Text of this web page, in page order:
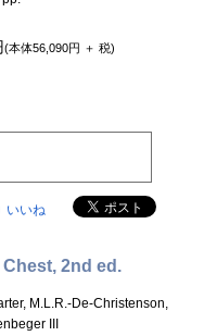
(本体56,090円 ＋ 税)
いいね
2nd ed.
M.L.R.-De-Christenson,
III